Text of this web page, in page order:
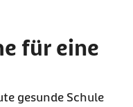
für eine
gesunde Schule